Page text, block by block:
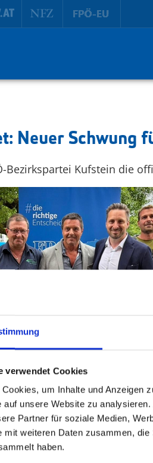
verwendet Cookies
um Inhalte und Anzeigen
auf unsere Website zu
Partner für soziale Medien,
mit weiteren Daten zusammen,
haben.
Neuer Schwung
Bezirkspartei Kufstein die
von Kramsach LAbg. Andreas
neuen Team herzlich: „Ich bin